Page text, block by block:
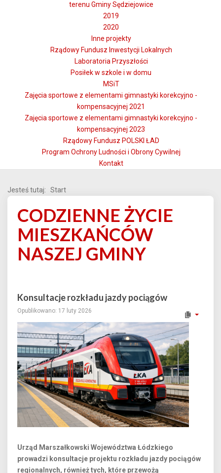
terenu Gminy Sędziejowice
2019
2020
Inne projekty
Rządowy Fundusz Inwestycji Lokalnych
Laboratoria Przyszłości
Posiłek w szkole i w domu
MSiT
Zajęcia sportowe z elementami gimnastyki korekcyjno -
kompensacyjnej 2021
Zajęcia sportowe z elementami gimnastyki korekcyjno -
kompensacyjnej 2023
Rządowy Fundusz POLSKI ŁAD
Program Ochrony Ludności i Obrony Cywilnej
Kontakt
Jesteś tutaj: Start
CODZIENNE ŻYCIE
MIESZKAŃCÓW
NASZEJ GMINY
Konsultacje rozkładu jazdy pociągów
Opublikowano: 17 luty 2026
Urząd Marszałkowski Województwa Łódzkiego
prowadzi konsultacje projektu rozkładu jazdy pociągów
regionalnych, również tych, które przewożą